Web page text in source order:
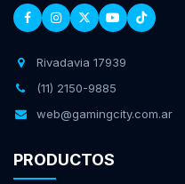
Rivadavia 17939
(11) 2150-9885
web@gamingcity.com.ar
PRODUCTOS